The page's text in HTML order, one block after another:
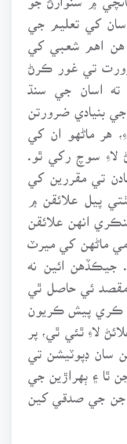
کي تعليم جي
هن اهم شعبي کي
تي غور ڪرڻ
ته اسان جي سنڌ
بنيادي ضرورتن
هر ماڻهو ان کي
لاءِ سوچ رکي ٿو.
تي مقررين کي
پيل علائقن ۾
انهن علائقن
ماڻهن کي ميرٽ
جيڪڏهن ائين نه
مقصد ئي حاصل ٿي
ڪري پيش ڪريون
لاءِ ٿئي ٿي، پر
سان ڊپوٽيشن تي
ٿا ۽ ٻهراڙين جي
جن جي صدقي کين